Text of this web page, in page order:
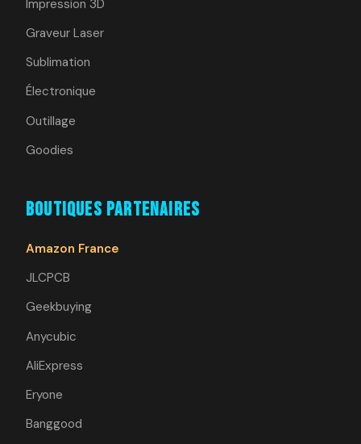
Impression 3D
Graveur Laser
Sublimation
Électronique
Outillage
Goodies
Boutiques Partenaires
Amazon France
JLCPCB
Geekbuying
Anycubic
AliExpress
Eryone
Banggood